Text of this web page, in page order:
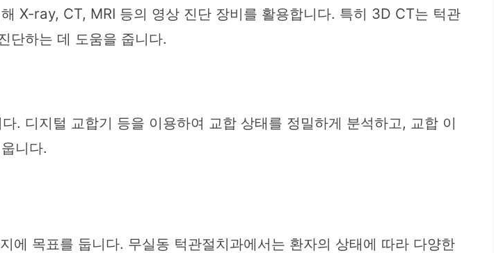
X-ray, CT, MRI 등의 영상 진단 장비를 활용합니다. 특히 3D CT는 턱관
단하는 데 도움을 줍니다.
. 디지털 교합기 등을 이용하여 교합 상태를 정밀하게 분석하고, 교합 이
니다.
에 목표를 둡니다. 무실동 턱관절치과에서는 환자의 상태에 따라 다양한